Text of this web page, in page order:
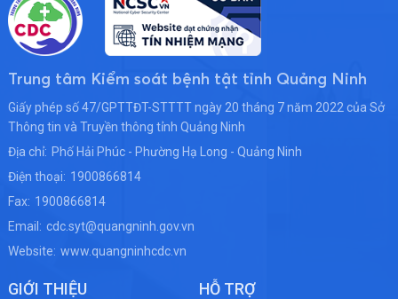
Trung tâm Kiểm soát bệnh tật tỉnh Quảng Ninh
Giấy phép số 47/GPTTĐT-STTTT ngày 20 tháng 7 năm 2022 của Sở
Thông tin và Truyền thông tỉnh Quảng Ninh
Địa chỉ: Phố Hải Phúc - Phường Hạ Long - Quảng Ninh
Điện thoại: 1900866814
Fax: 1900866814
Email: cdc.syt@quangninh.gov.vn
Website: www.quangninhcdc.vn
GIỚI THIỆU HỖ TRỢ